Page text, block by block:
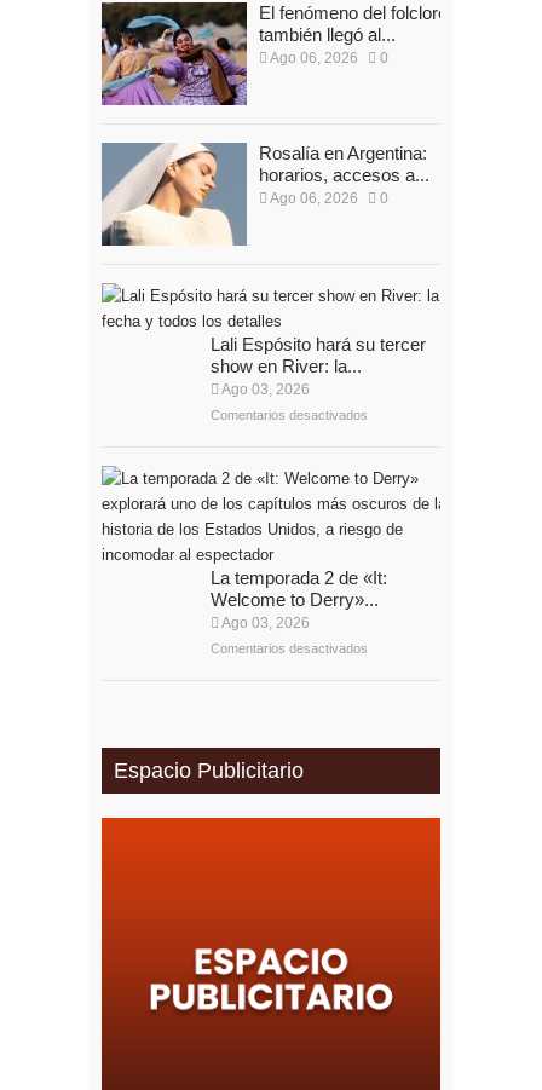
El fenómeno del folclore
también llegó al...
Ago 06, 2026 0
Rosalía en Argentina:
horarios, accesos a...
Ago 06, 2026 0
Lali Espósito hará su tercer
show en River: la...
Ago 03, 2026
Comentarios desactivados
La temporada 2 de «It:
Welcome to Derry»...
Ago 03, 2026
Comentarios desactivados
Espacio Publicitario